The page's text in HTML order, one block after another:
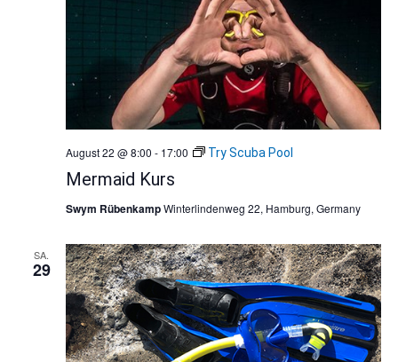
Mermaid Kurs
August 22 @ 8:00 - 17:00 Try Scuba Pool
Swym RübenkampWinterlindenweg 22, Hamburg, Germany
SA.
29